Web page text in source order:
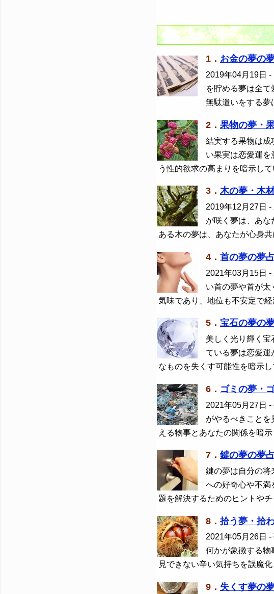
1． お金の夢の
2019年04月19日 -
を貯める夢は全
無駄遣いをする夢
2． 果物の夢・
結実する果物は成
い果実は恋愛運
う性的欲求の高まりを暗示し
3． 木の夢・木
2019年12月27日 -
が咲く夢は、あ
ある木の夢は、あなたが心身
4． 首の夢の夢
2021年03月15日 -
い首の夢や首が
気味であり、地位も不安定で
5． 宝石の夢の
美しく光り輝く
ている夢は恋愛運
なものを失くす可能性を暗示し
6． ゴミの夢・
2021年05月27日 -
がやるべきこと
える物事とあなたの関係を暗
7． 鍵の夢の夢
鍵の夢は自分の将
への好奇心や不満
題を解決するためのヒントや
8． 拾う夢・拾
2021年05月26日 -
何かが象徴する物
見できない辛い気持ちを誤魔
9． 失くす夢の